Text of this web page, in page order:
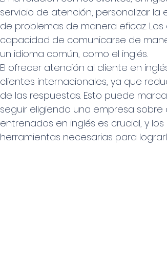
servicio de atención, personalizar
de problemas de manera eficaz.
capacidad de comunicarse de
un idioma común, como el inglés.
El ofrecer atención al cliente en
clientes internacionales, ya que
de las respuestas. Esto puede
seguir eligiendo una empresa
entrenados en inglés es crucial, y los
herramientas necesarias para